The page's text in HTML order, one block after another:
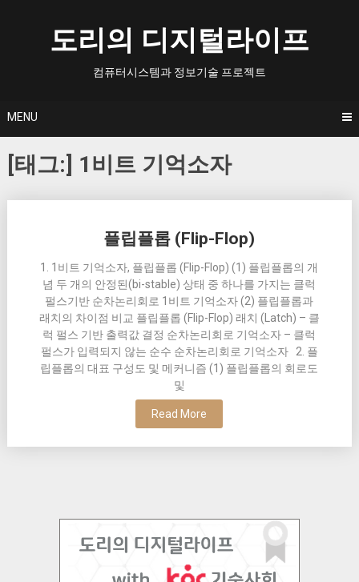
도리의 디지털라이프
컴퓨터시스템과 정보기술 프로젝트
MENU
[태그:] 1비트 기억소자
플립플롭 (Flip-Flop)
1. 1비트 기억소자, 플립플롭 (Flip-Flop) (1) 플립플롭의 개
념 두 개의 안정된(bi-stable) 상태 중 하나를 가지는 클럭
펄스기반 순차논리회로 1비트 기억소자 (2) 플립플롭과
래치의 차이점 비교 플립플롭 (Flip-Flop) 래치 (Latch) – 클
럭 펄스 기반 출력값 결정 순차논리회로 기억소자 – 클럭
펄스가 입력되지 않는 순수 순차논리회로 기억소자 2. 플
립플롭의 대표 구성도 및 메커니즘 (1) 플립플롭의 회로도
및
Read More
navigation